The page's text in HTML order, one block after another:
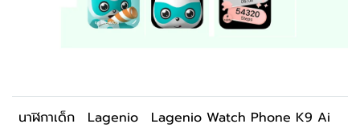
นาฬิกาเด็ก Lagenio
Lagenio Watch Phone K9 Ai